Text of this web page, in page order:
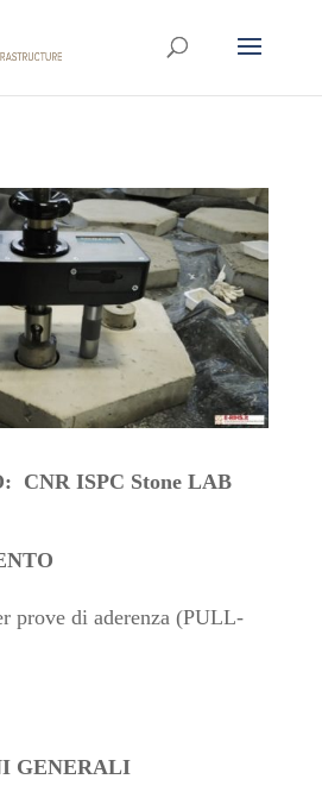
CNR ISPC Stone LAB
prove di aderenza (PULL-
GENERALI